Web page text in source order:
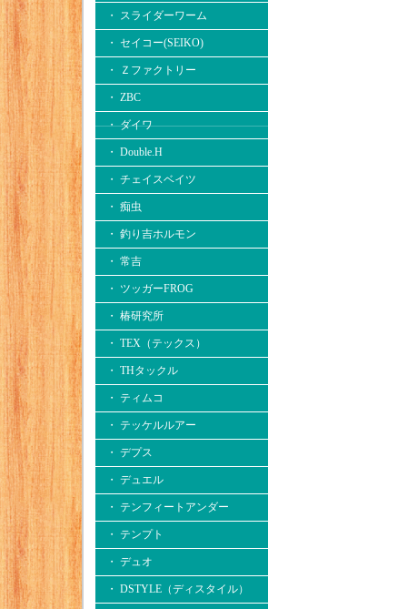
・ スライダーワーム
・ セイコー(SEIKO)
・ Ｚファクトリー
・ ZBC
・ ダイワ
・ Double.H
・ チェイスベイツ
・ 痴虫
・ 釣り吉ホルモン
・ 常吉
・ ツッガーFROG
・ 椿研究所
・ TEX（テックス）
・ THタックル
・ ティムコ
・ テッケルルアー
・ デプス
・ デュエル
・ テンフィートアンダー
・ テンプト
・ デュオ
・ DSTYLE（ディスタイル）